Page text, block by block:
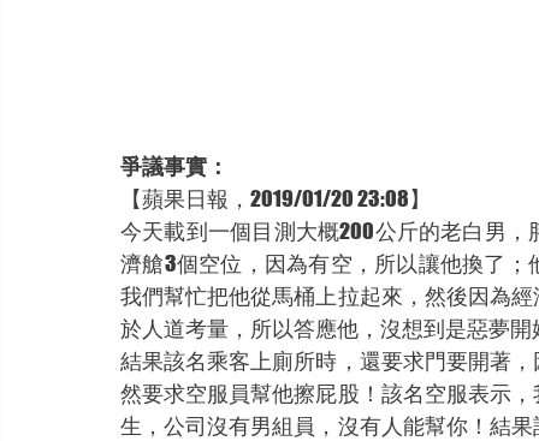
爭議事實：
【蘋果日報，2019/01/20 23:08】
今天載到一個目測大概200公斤的老白男
濟艙3個空位，因為有空，所以讓他換了
我們幫忙把他從馬桶上拉起來，然後因為
於人道考量，所以答應他，沒想到是惡夢開
結果該名乘客上廁所時，還要求門要開著
然要求空服員幫他擦屁股！該名空服表示
生，公司沒有男組員，沒有人能幫你！結